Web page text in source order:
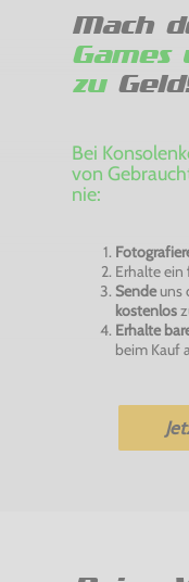
Mach
Games
zu
Bei
von
nie:
Erhalte ein
Sendeuns
kostenlos
Erhalte
beim Kauf